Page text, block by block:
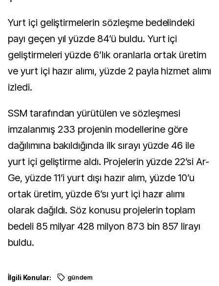
Yurt içi geliştirmelerin sözleşme bedelindeki
payı geçen yıl yüzde 84’ü buldu. Yurt içi
geliştirmeleri yüzde 6’lık oranlarla ortak üretim
ve yurt içi hazır alımı, yüzde 2 payla hizmet alımı
izledi.
SSM tarafından yürütülen ve sözleşmesi
imzalanmış 233 projenin modellerine göre
dağılımına bakıldığında ilk sırayı yüzde 46 ile
yurt içi geliştirme aldı. Projelerin yüzde 22’si Ar-
Ge, yüzde 11’i yurt dışı hazır alım, yüzde 10’u
ortak üretim, yüzde 6’sı yurt içi hazır alımı
olarak dağıldı. Söz konusu projelerin toplam
bedeli 85 milyar 428 milyon 873 bin 857 lirayı
buldu.
İlgili Konular: gündem